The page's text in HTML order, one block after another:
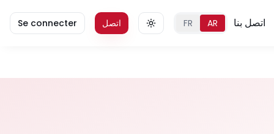
اتصل بنا AR
FR اتصل Se connecter